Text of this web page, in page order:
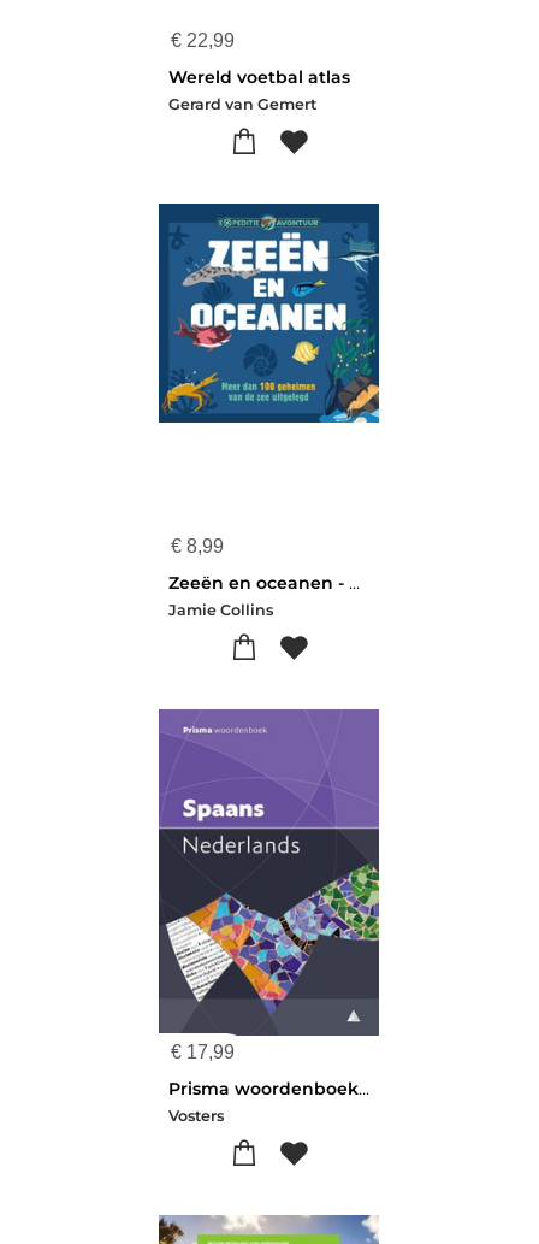
€ 22,99
Wereld voetbal atlas
Gerard van Gemert
€ 8,99
Zeeën en oceanen - Expeditie-avontuur
Jamie Collins
€ 17,99
Prisma woordenboek Spaans-Nederlands
Vosters